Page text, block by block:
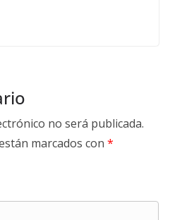
no será publicada.
marcados con *